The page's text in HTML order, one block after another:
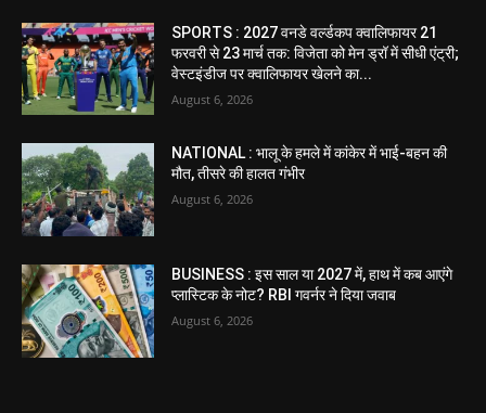
SPORTS : 2027 वनडे वर्ल्डकप क्वालिफायर 21
फरवरी से 23 मार्च तक: विजेता को मेन ड्रॉ में सीधी एंट्री;
वेस्टइंडीज पर क्वालिफायर खेलने का...
August 6, 2026
NATIONAL : भालू के हमले में कांकेर में भाई-बहन की
मौत, तीसरे की हालत गंभीर
August 6, 2026
BUSINESS : इस साल या 2027 में, हाथ में कब आएंगे
प्लास्टिक के नोट? RBI गवर्नर ने दिया जवाब
August 6, 2026